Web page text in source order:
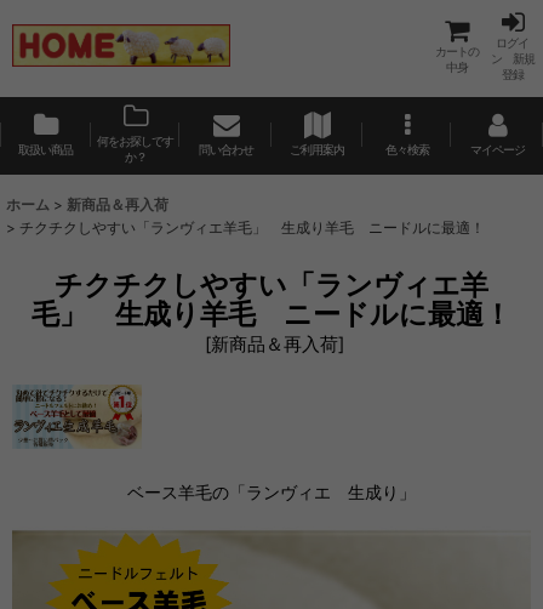
カートの
中身
ログイ
ン 新規
登録
取扱い商品
何をお探しです
か？
問い合わせ ご利用案内 色々検索 マイページ
ホーム > 新商品＆再入荷
> チクチクしやすい「ランヴィエ羊毛」 生成り羊毛 ニードルに最適！
チクチクしやすい「ランヴィエ羊
毛」 生成り羊毛 ニードルに最適！
[新商品＆再入荷]
ベース羊毛の「ランヴィエ 生成り」